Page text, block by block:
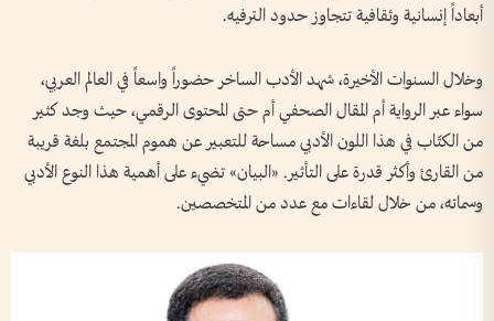
أبعاداً إنسانية وثقافية تتجاوز حدود الترفيه.
وخلال السنوات الأخيرة، شهد الأدب الساخر حضوراً واسعاً في العالم العربي،
سواء عبر الرواية أم المقال الصحفي أم حتى المحتوى الرقمي، حيث وجد كثير
من الكتّاب في هذا اللون الأدبي مساحة للتعبير عن هموم المجتمع بلغة قريبة
من القارئ وأكثر قدرة على التأثير. «البيان» تضيء على أهمية هذا النوع الأدبي
وسماته، من خلال لقاءات مع عدد من المتخصصين.